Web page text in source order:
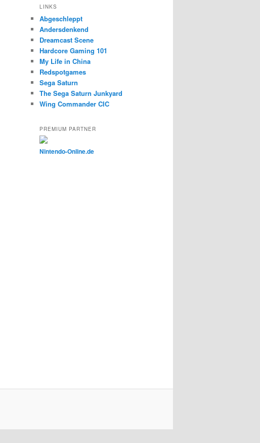
LINKS
Abgeschleppt
Andersdenkend
Dreamcast Scene
Hardcore Gaming 101
My Life in China
Redspotgames
Sega Saturn
The Sega Saturn Junkyard
Wing Commander CIC
PREMIUM PARTNER
Nintendo-Online.de